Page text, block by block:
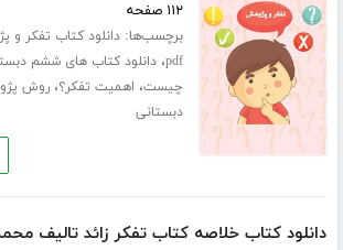
۱۱۲ صفحه
برچسب‌ها:دانلود کتاب تفکر
pdf،دانلود کتاب های ششم
چیست، اهمیت تفکر؟،روش
دبستانی
دانلود کتاب خلاصه کتاب تفکر زائد تالیف